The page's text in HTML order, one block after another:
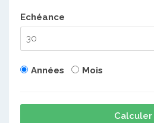
Echéance
Années Mois
Calculer